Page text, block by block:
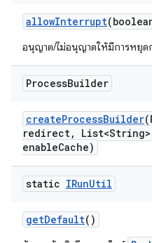
allowInterrupt
อนุญาต/ไม่อนุญาตให้มีการหยุด
ProcessBuilder
createProcessBuilder
redirect, List<String>
enableCache)
static IRunUtil
getDefault()